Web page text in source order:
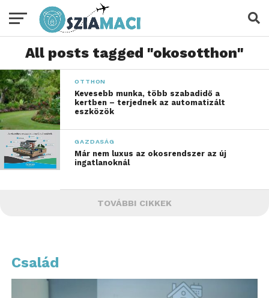
All posts tagged "okosotthon"
OTTHON
Kevesebb munka, több szabadidő a
kertben – terjednek az automatizált
eszközök
GAZDASÁG
Már nem luxus az okosrendszer az új
ingatlanoknál
TOVÁBBI CIKKEK
Család